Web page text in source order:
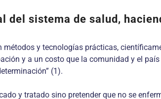
del sistema de salud,
métodos y tecnologías prácticas,
y a un costo que la comunidad y el
(1).
y tratado sino pretender que no se